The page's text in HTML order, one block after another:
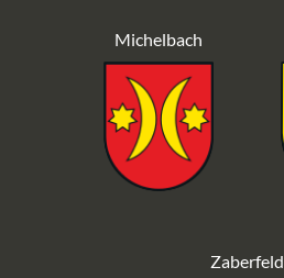
Michelbach
Zaberfeld